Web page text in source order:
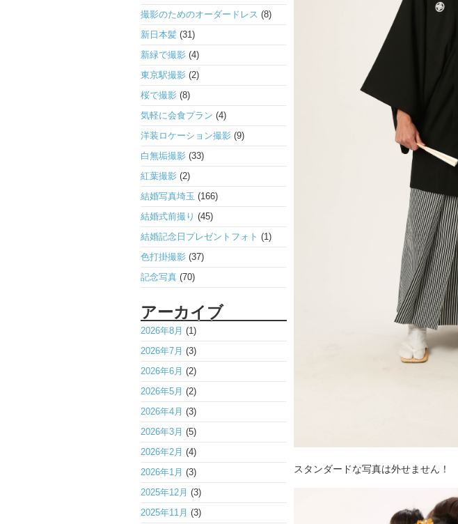
撮影のためのオーダードレス (8)
新日本髪 (31)
新緑で撮影 (4)
東京駅撮影 (2)
桜で撮影 (8)
気軽に会食プラン (4)
洋装ロケーション撮影 (9)
白無垢撮影 (33)
紅葉撮影 (2)
結婚写真埼玉 (166)
結婚式前撮り (45)
結婚記念日プレゼントフォト (1)
色打掛撮影 (37)
記念写真 (70)
アーカイブ
2026年8月 (1)
2026年7月 (3)
2026年6月 (2)
2026年5月 (2)
2026年4月 (3)
2026年3月 (5)
2026年2月 (4)
2026年1月 (3)
2025年12月 (3)
2025年11月 (3)
スタンダードな写真は外せません！